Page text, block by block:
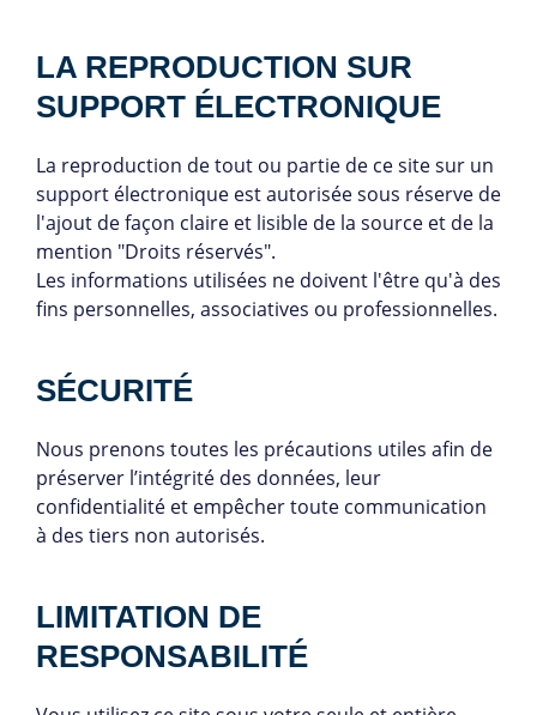
LA REPRODUCTION SUR
SUPPORT ÉLECTRONIQUE
La reproduction de tout ou partie de ce site sur un
support électronique est autorisée sous réserve de
l'ajout de façon claire et lisible de la source et de la
mention "Droits réservés".
Les informations utilisées ne doivent l'être qu'à des
fins personnelles, associatives ou professionnelles.
SÉCURITÉ
Nous prenons toutes les précautions utiles afin de
préserver l’intégrité des données, leur
confidentialité et empêcher toute communication
à des tiers non autorisés.
LIMITATION DE
RESPONSABILITÉ